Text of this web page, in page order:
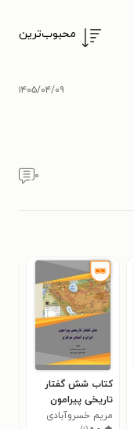
محبوب‌ترین
۱۴۰۵/۰۴/۰۹
۰
کتاب شش گفتار
تاریخی پیرامون
ایران و آسیای
مریم خسروآبادی